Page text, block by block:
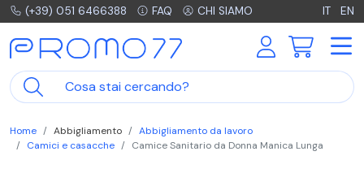
(+39) 051 6466388 FAQ CHI SIAMO IT EN
Home Abbigliamento
Abbigliamento da lavoro
Camici e casacche
Camice Sanitario da Donna Manica Lunga